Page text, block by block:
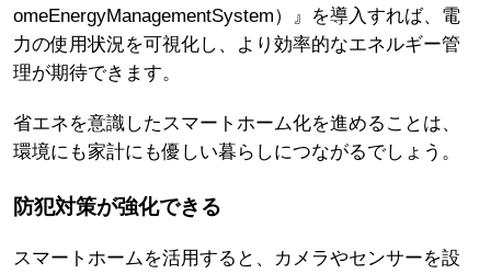
omeEnergyManagementSystem）』を導入すれば、電
力の使用状況を可視化し、より効率的なエネルギー管
理が期待できます。
省エネを意識したスマートホーム化を進めることは、
環境にも家計にも優しい暮らしにつながるでしょう。
防犯対策が強化できる
スマートホームを活用すると、カメラやセンサーを設